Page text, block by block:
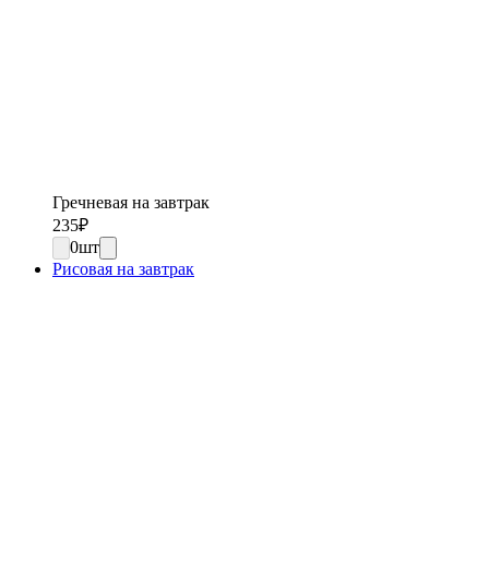
Гречневая на завтрак
235₽
0шт
Рисовая на завтрак